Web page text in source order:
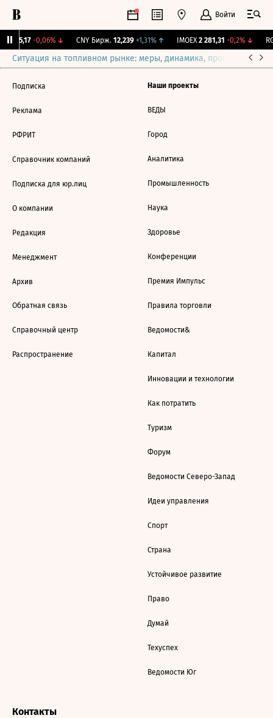
Войти
115,17 -0,06%↓ CNY Бирж. 12,239 +1,31%↑ IMOEX 2 281,31 -0,2%↓
Ситуация на топливном рынке: меры, динамика, прогнозы
Подписка
Реклама
РФРИТ
Справочник компаний
Подписка для юр.лиц
О компании
Редакция
Менеджмент
Архив
Обратная связь
Справочный центр
Распространение
Наши проекты
ВЕДЫ
Город
Аналитика
Промышленность
Наука
Здоровье
Конференции
Премия Импульс
Правила торговли
Ведомости&
Капитал
Инновации и технологии
Как потратить
Туризм
Форум
Ведомости Северо-Запад
Идеи управления
Спорт
Страна
Устойчивое развитие
Право
Думай
Техуспех
Ведомости Юг
Контакты